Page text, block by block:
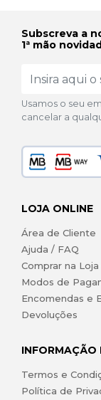
Subscreva a
1ª mão
Usamos o seu
cancelar a
LOJA ONLINE
Área de Cliente
Ajuda / FAQ
Comprar na Loja
Modos de
Encomendas e
Devoluções
INFORMAÇÃO
Termos e
Política de